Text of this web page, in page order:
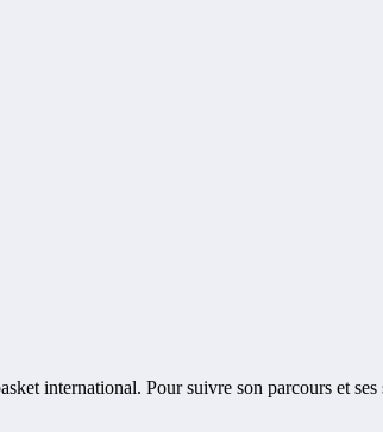
international. Pour suivre son parcours et